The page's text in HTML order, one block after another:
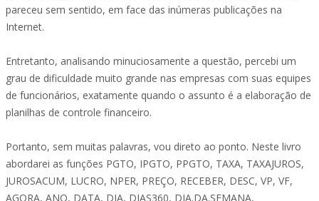
pareceu sem sentido, em face das inúmeras publicações na
Internet.
Entretanto, analisando minuciosamente a questão, percebi um
grau de dificuldade muito grande nas empresas com suas equipes
de funcionários, exatamente quando o assunto é a elaboração de
planilhas de controle financeiro.
Portanto, sem muitas palavras, vou direto ao ponto. Neste livro
abordarei as funções PGTO, IPGTO, PPGTO, TAXA, TAXAJUROS,
JUROSACUM, LUCRO, NPER, PREÇO, RECEBER, DESC, VP, VF,
AGORA, ANO, DATA, DIA, DIAS360, DIA.DA.SEMANA,